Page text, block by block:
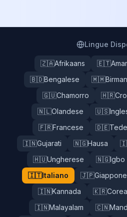
Lingue
🇿🇦Afrikaans 🇪🇹
🇧🇩Bengalese 🇲🇲
🇬🇺Chamorro 🇭🇷
🇳🇱Olandese 🇺🇸
🇫🇷Francese 🇩🇪
🇮🇳Gujarati 🇳🇬Hausa
🇭🇺Ungherese 🇳🇬Igbo
🇮🇹Italiano 🇯🇵
🇮🇳Kannada 🇰🇷
🇮🇳Malayalam 🇨🇳